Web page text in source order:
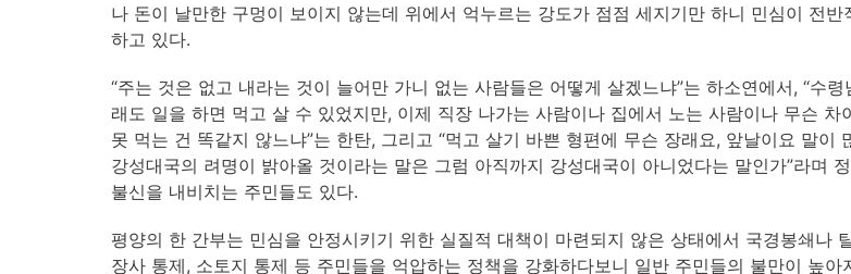
나 돈이 날만한 구멍이 보이지 않는데 위에서 억누르는 강도가 점점 세지기만 하니 민심이 전반
하고 있다.
“주는 것은 없고 내라는 것이 늘어만 가니 없는 사람들은 어떻게 살겠느냐”는 하소연에서, “수령
래도 일을 하면 먹고 살 수 있었지만, 이제 직장 나가는 사람이나 집에서 노는 사람이나 무슨 차
못 먹는 건 똑같지 않느냐”는 한탄, 그리고 “먹고 살기 바쁜 형편에 무슨 장래요, 앞날이요 말이
강성대국의 려명이 밝아올 것이라는 말은 그럼 아직까지 강성대국이 아니었다는 말인가”라며
불신을 내비치는 주민들도 있다.
평양의 한 간부는 민심을 안정시키기 위한 실질적 대책이 마련되지 않은 상태에서 국경봉쇄나
장사 통제, 소토지 통제 등 주민들을 억압하는 정책을 강화하다보니 일반 주민들의 불만이 높아